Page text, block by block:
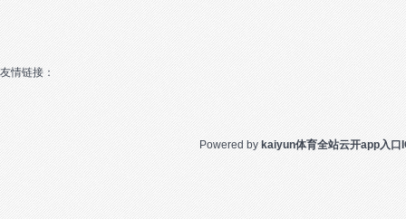
友情链接：
Powered bykaiyun体育全站云开app入口